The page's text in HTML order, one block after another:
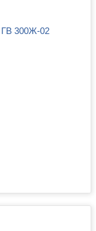
ГВ 300Ж-02